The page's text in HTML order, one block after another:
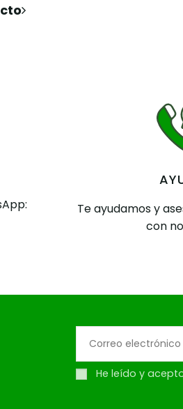
Te ayudamos y
con
He leído y